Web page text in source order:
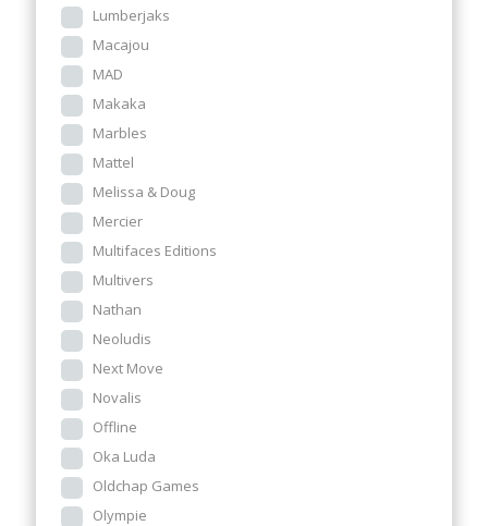
Lumberjaks
Macajou
MAD
Makaka
Marbles
Mattel
Melissa & Doug
Mercier
Multifaces Editions
Multivers
Nathan
Neoludis
Next Move
Novalis
Offline
Oka Luda
Oldchap Games
Olympie